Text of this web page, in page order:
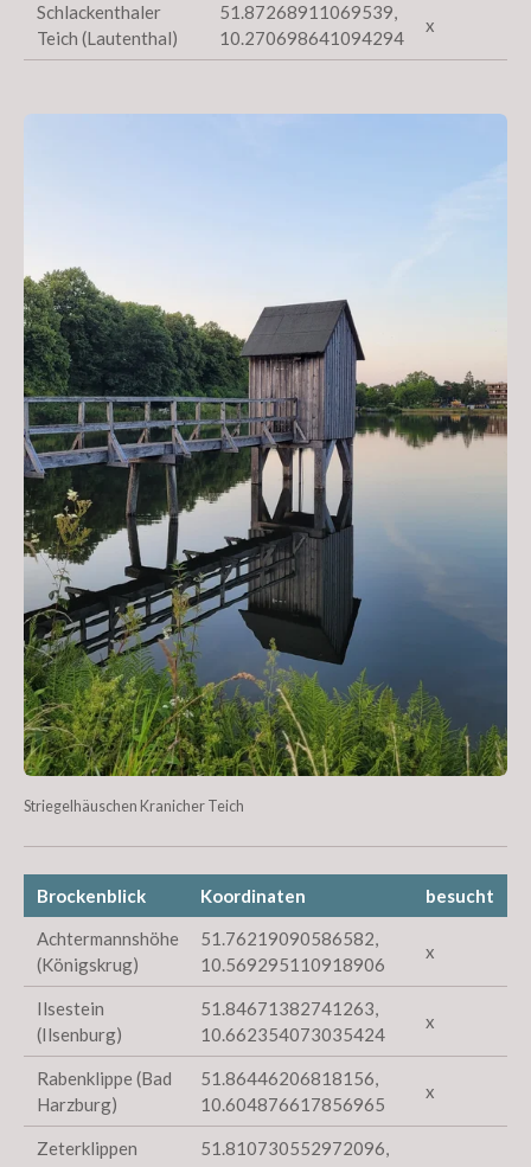
Schlackenthaler
Teich (Lautenthal)
51.87268911069539,
10.270698641094294
x
Striegelhäuschen Kranicher Teich
Brockenblick Koordinaten
besucht
Achtermannshöhe
(Königskrug)
51.76219090586582,
10.569295110918906
x
Ilsestein
(Ilsenburg)
51.84671382741263,
10.662354073035424
x
Rabenklippe (Bad
Harzburg)
51.86446206818156,
10.604876617856965
x
Zeterklippen
51.810730552972096,